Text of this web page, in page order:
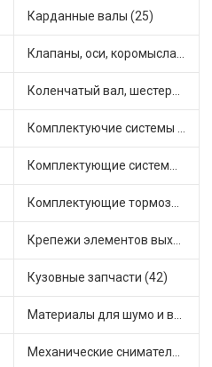
Карданные валы (25)
Клапаны, оси, коромысла (14)
Коленчатый вал, шестерни коленчатого вала (7)
Комплектуючие системы стеклоочистителя (5)
Комплектующие системы отопления (22)
Комплектующие тормозной системы (22)
Крепежи элементов выхлопной системы (5)
Кузовные запчасти (42)
Материалы для шумо и виброизоляции (1)
Механические сниматели (1)